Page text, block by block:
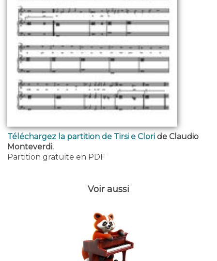
Téléchargez la partition de Tirsi e Clori de Claudio
Monteverdi.
Partition gratuite en PDF
Voir aussi